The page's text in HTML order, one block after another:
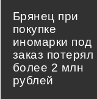
Брянец при
покупке
иномарки под
заказ потерял
более 2 млн
рублей